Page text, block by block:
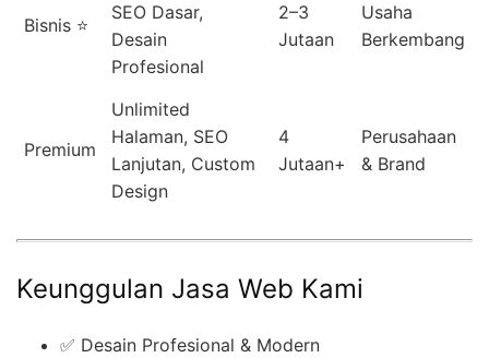
Bisnis ⭐
SEO Dasar,
Desain
Profesional
2–3
Jutaan
Usaha
Berkembang
Premium
Unlimited
Halaman, SEO
Lanjutan, Custom
Design
4
Jutaan+
Perusahaan
& Brand
Keunggulan Jasa Web Kami
✅ Desain Profesional & Modern